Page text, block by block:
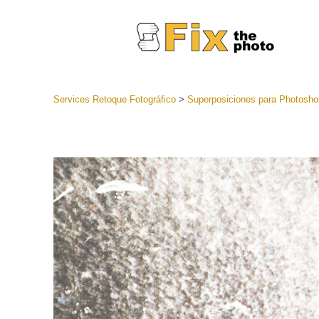
Servicios
Ajustes
mejor
Services Retoque Fotográfico> Superposiciones para